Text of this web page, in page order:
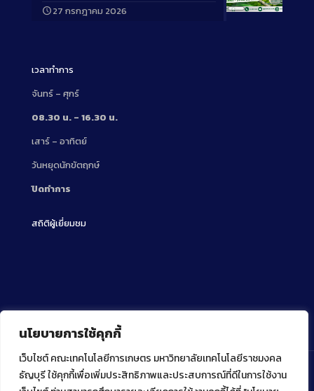
นโยบายการใช้คุกกี้
เว็บไซต์ คณะเทคโนโลยีการเกษตร มหาวิทยาลัยเทคโนโลยีราชมงคล
ธัญบุรี ใช้คุกกี้เพื่อเพิ่มประสิทธิภาพและประสบการณ์ที่ดีในการใช้งาน
Long
27 กรกฎาคม 2026
เวลาทำการ
จันทร์ – ศุกร์
08.30 น. – 16.30 น.
เสาร์ – อาทิตย์
วันหยุดนักขัตฤกษ์
ปิดทำการ
สถิติผู้เยี่ยมชม